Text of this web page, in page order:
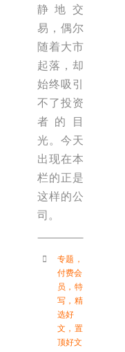
静地交
易，偶尔
随着大市
起落，却
始终吸引
不了投资
者的目
光。今天
出现在本
栏的正是
这样的公
司。
专题 ，
付费会
员 ， 特
写 ， 精
选好
文 ， 置
顶好文